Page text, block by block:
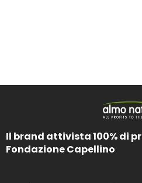
Il brand attivista 100% di
Fondazione Capellino